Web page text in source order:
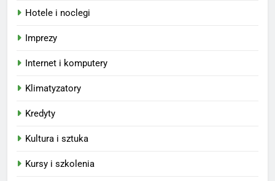
Hotele i noclegi
Imprezy
Internet i komputery
Klimatyzatory
Kredyty
Kultura i sztuka
Kursy i szkolenia